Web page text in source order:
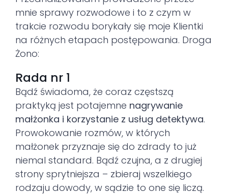
mnie sprawy rozwodowe i to z czym w
trakcie rozwodu borykały się moje Klientki
na różnych etapach postępowania. Droga
Żono:
Rada nr 1
Bądź świadoma, że coraz częstszą
praktyką jest potajemne nagrywanie
małżonka i korzystanie z usług detektywa.
Prowokowanie rozmów, w których
małżonek przyznaje się do zdrady to już
niemal standard. Bądź czujna, a z drugiej
strony sprytniejsza – zbieraj wszelkiego
rodzaju dowody, w sądzie to one się liczą.